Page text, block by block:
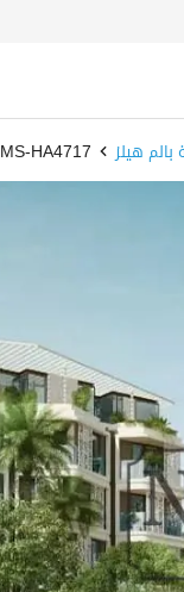
هيلز MS-HA4717 - بيوت